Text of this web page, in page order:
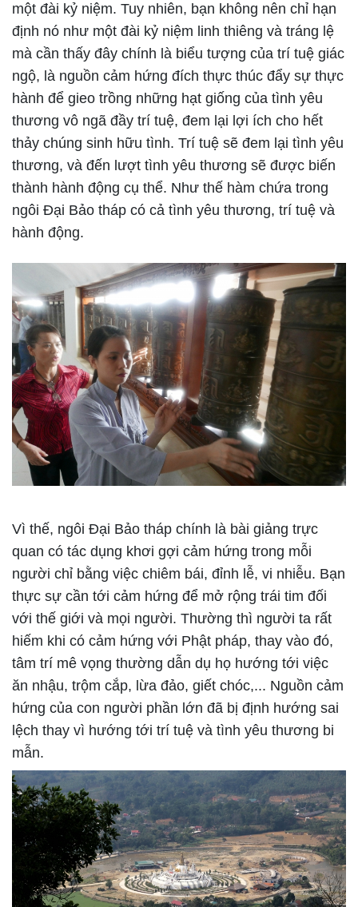
một đài kỷ niệm. Tuy nhiên, bạn không nên chỉ hạn
định nó như một đài kỷ niệm linh thiêng và tráng lệ
mà cần thấy đây chính là biểu tượng của trí tuệ giác
ngộ, là nguồn cảm hứng đích thực thúc đẩy sự thực
hành để gieo trồng những hạt giống của tình yêu
thương vô ngã đầy trí tuệ, đem lại lợi ích cho hết
thảy chúng sinh hữu tình. Trí tuệ sẽ đem lại tình yêu
thương, và đến lượt tình yêu thương sẽ được biến
thành hành động cụ thể. Như thế hàm chứa trong
ngôi Đại Bảo tháp có cả tình yêu thương, trí tuệ và
hành động.
Vì thế, ngôi Đại Bảo tháp chính là bài giảng trực
quan có tác dụng khơi gợi cảm hứng trong mỗi
người chỉ bằng việc chiêm bái, đỉnh lễ, vi nhiễu. Bạn
thực sự cần tới cảm hứng để mở rộng trái tim đối
với thế giới và mọi người. Thường thì người ta rất
hiếm khi có cảm hứng với Phật pháp, thay vào đó,
tâm trí mê vọng thường dẫn dụ họ hướng tới việc
ăn nhậu, trộm cắp, lừa đảo, giết chóc,... Nguồn cảm
hứng của con người phần lớn đã bị định hướng sai
lệch thay vì hướng tới trí tuệ và tình yêu thương bi
mẫn.